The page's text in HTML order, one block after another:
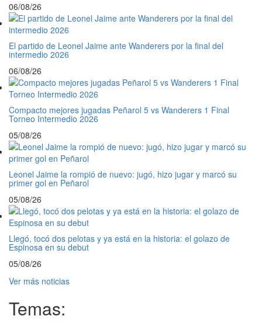
06/08/26
El partido de Leonel Jaime ante Wanderers por la final del
intermedio 2026
06/08/26
Compacto mejores jugadas Peñarol 5 vs Wanderers 1 Final
Torneo Intermedio 2026
05/08/26
Leonel Jaime la rompió de nuevo: jugó, hizo jugar y marcó su
primer gol en Peñarol
05/08/26
Llegó, tocó dos pelotas y ya está en la historia: el golazo de
Espinosa en su debut
05/08/26
Ver más noticias
Temas: